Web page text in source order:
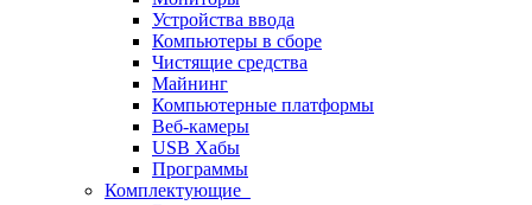
Устройства ввода
Компьютеры в сборе
Чистящие средства
Майнинг
Компьютерные платформы
Веб-камеры
USB Хабы
Программы
Комплектующие